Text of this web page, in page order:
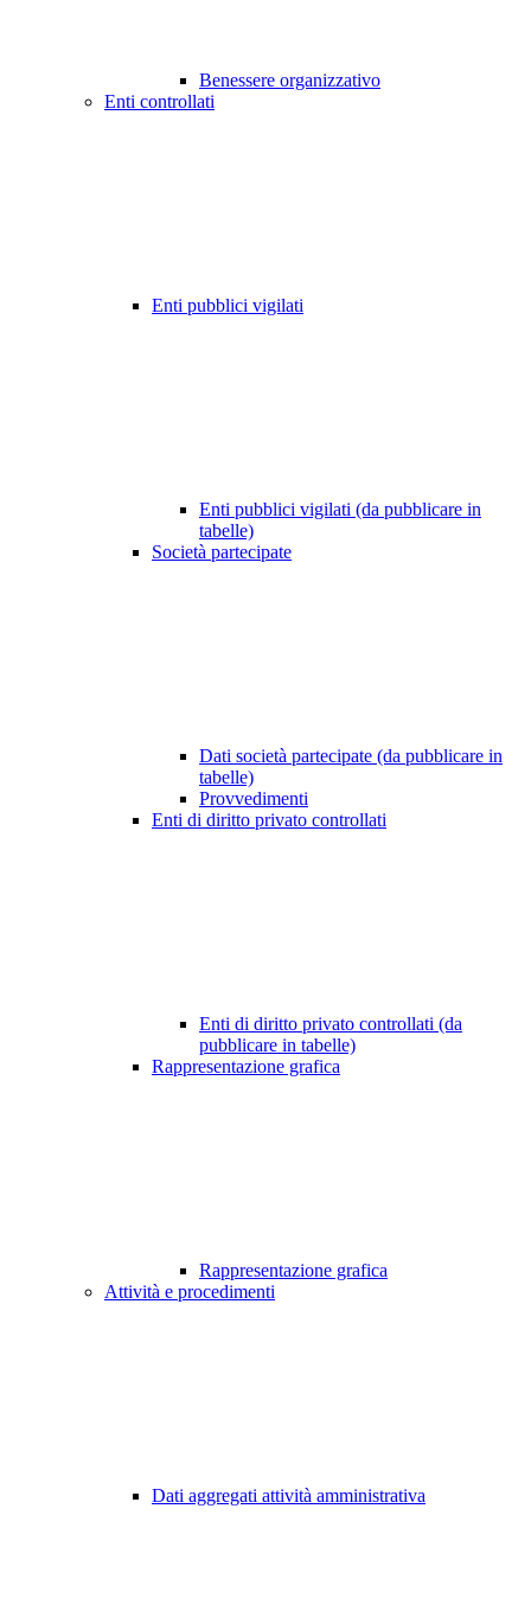
Benessere organizzativo
Enti controllati
Enti pubblici vigilati
Enti pubblici vigilati (da pubblicare in
tabelle)
Società partecipate
Dati società partecipate (da pubblicare in
tabelle)
Provvedimenti
Enti di diritto privato controllati
Enti di diritto privato controllati (da
pubblicare in tabelle)
Rappresentazione grafica
Rappresentazione grafica
Attività e procedimenti
Dati aggregati attività amministrativa